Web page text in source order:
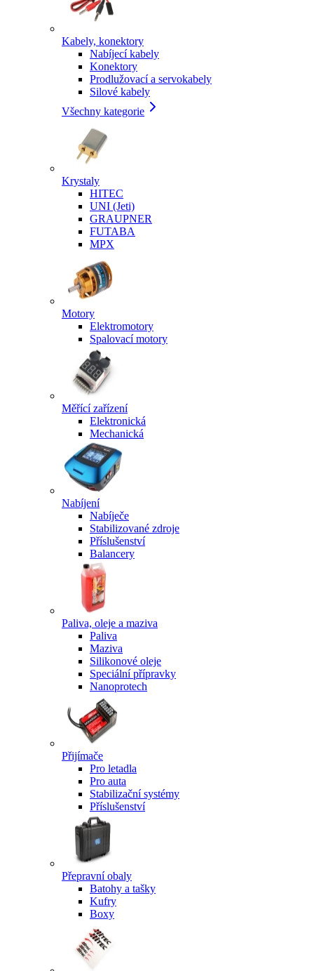
Kabely, konektory
Nabíjecí kabely
Konektory
Prodlužovací a servokabely
Silové kabely
Všechny kategorie
Krystaly
HITEC
UNI (Jeti)
GRAUPNER
FUTABA
MPX
Motory
Elektromotory
Spalovací motory
Měřící zařízení
Elektronická
Mechanická
Nabíjení
Nabíječe
Stabilizované zdroje
Příslušenství
Balancery
Paliva, oleje a maziva
Paliva
Maziva
Silikonové oleje
Speciální přípravky
Nanoprotech
Přijímače
Pro letadla
Pro auta
Stabilizační systémy
Příslušenství
Přepravní obaly
Batohy a tašky
Kufry
Boxy